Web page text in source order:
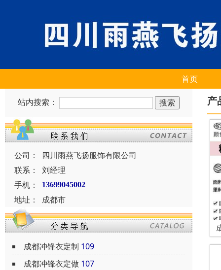
首页
站内搜索：
公司：
四川雨燕飞扬服饰有限公司
联系：
刘经理
手机：
13699045002
地址： 成都市
成都冲锋衣定制 109
成都冲锋衣定做 107
产